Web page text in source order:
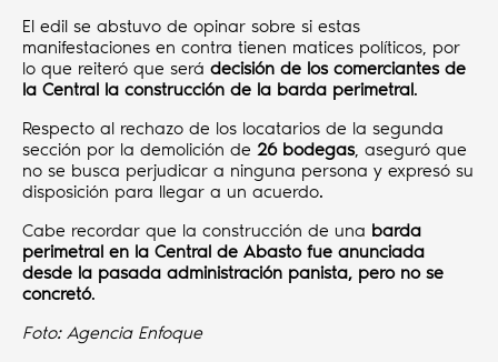
El edil se abstuvo de opinar sobre si estas
manifestaciones en contra tienen matices políticos, por
lo que reiteró que será decisión de los comerciantes de
la Central la construcción de la barda perimetral.
Respecto al rechazo de los locatarios de la segunda
sección por la demolición de 26 bodegas, aseguró que
no se busca perjudicar a ninguna persona y expresó su
disposición para llegar a un acuerdo.
Cabe recordar que la construcción de una barda
perimetral en la Central de Abasto fue anunciada
desde la pasada administración panista, pero no se
concretó.
Foto: Agencia Enfoque